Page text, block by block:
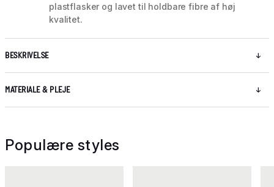
plastflasker og lavet til holdbare fibre af høj
kvalitet.
BESKRIVELSE
MATERIALE & PLEJE
Populære styles